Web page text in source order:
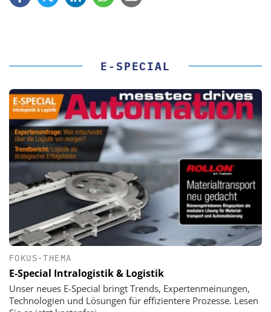
E-SPECIAL
FOKUS-THEMA
E-Special Intralogistik & Logistik
Unser neues E-Special bringt Trends, Expertenmeinungen,
Technologien und Lösungen für effizientere Prozesse. Lesen